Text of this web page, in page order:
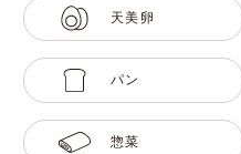
天美卵
パン
惣菜